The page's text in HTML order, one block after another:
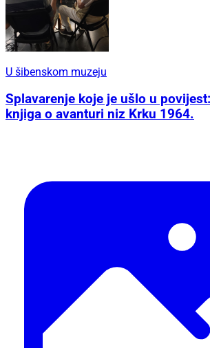
U šibenskom muzeju
Splavarenje koje je ušlo u
knjiga o avanturi niz Krku 1964.